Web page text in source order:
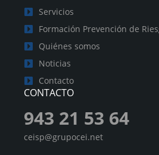
Servicios
Formación Prevención de
Quiénes somos
Noticias
Contacto
CONTACTO
943 21 53 64
ceisp@grupocei.net